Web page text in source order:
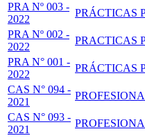
PRA Nº 003 -
2022
PRÁCTICAS
PRA Nº 002 -
2022
PRACTICAS
PRA N° 001 -
2022
PRÁCTICAS
CAS N° 094 -
2021
CAS N° 093 -
2021